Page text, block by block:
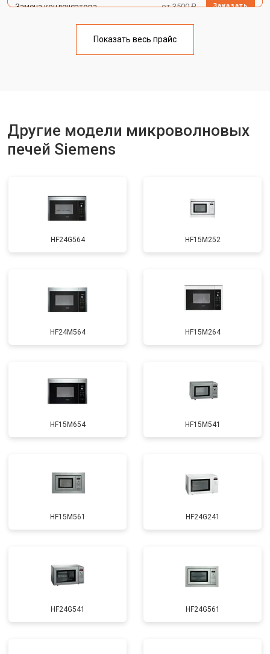
Замена конденсатора от 3500 ₽ Заказать
Ремонт платы управления
Замена лампочки от 2400 ₽
Показать весь прайс
Другие модели микроволновых
печей Siemens
HF24G564 HF15M252
HF24M564 HF15M264
HF15M654 HF15M541
HF15M561 HF24G241
HF24G541 HF24G561